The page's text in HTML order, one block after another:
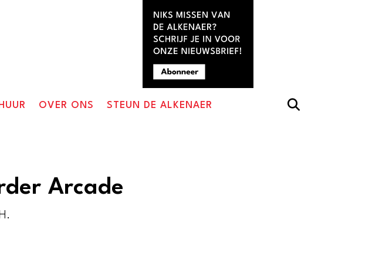
OVER ONS STEUN DE ALKENAER
Arcade